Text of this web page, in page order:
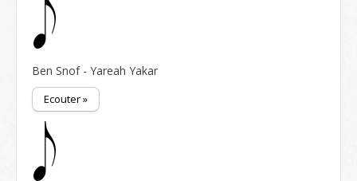
Ben Snof - Yareah Yakar
Ecouter »